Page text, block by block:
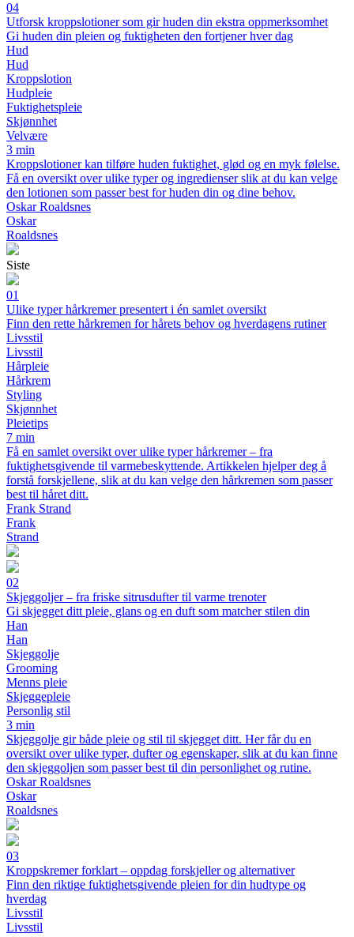
04
Utforsk kroppslotioner som gir huden din ekstra oppmerksomhet
Gi huden din pleien og fuktigheten den fortjener hver dag
Hud
Hud
Kroppslotion
Hudpleie
Fuktighetspleie
Skjønnhet
Velvære
3 min
Kroppslotioner kan tilføre huden fuktighet, glød og en myk følelse.
Få en oversikt over ulike typer og ingredienser slik at du kan velge
den lotionen som passer best for huden din og dine behov.
Oskar Roaldsnes
Oskar
Roaldsnes
Siste
01
Ulike typer hårkremer presentert i én samlet oversikt
Finn den rette hårkremen for hårets behov og hverdagens rutiner
Livsstil
Livsstil
Hårpleie
Hårkrem
Styling
Skjønnhet
Pleietips
7 min
Få en samlet oversikt over ulike typer hårkremer – fra
fuktighetsgivende til varmebeskyttende. Artikkelen hjelper deg å
forstå forskjellene, slik at du kan velge den hårkremen som passer
best til håret ditt.
Frank Strand
Frank
Strand
02
Skjeggoljer – fra friske sitrusdufter til varme trenoter
Gi skjegget ditt pleie, glans og en duft som matcher stilen din
Han
Han
Skjeggolje
Grooming
Menns pleie
Skjeggepleie
Personlig stil
3 min
Skjeggolje gir både pleie og stil til skjegget ditt. Her får du en
oversikt over ulike typer, dufter og egenskaper, slik at du kan finne
den skjeggoljen som passer best til din personlighet og rutine.
Oskar Roaldsnes
Oskar
Roaldsnes
03
Kroppskremer forklart – oppdag forskjeller og alternativer
Finn den riktige fuktighetsgivende pleien for din hudtype og
hverdag
Livsstil
Livsstil